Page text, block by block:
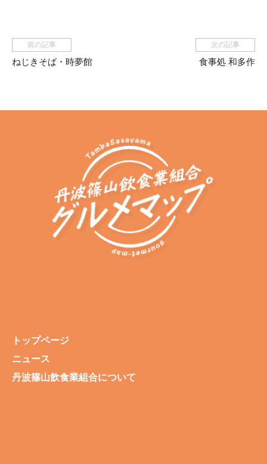
前の記事
ねじきそば・時夢館
次の記事
食事処 和多作
トップページ
ニュース
丹波篠山飲食業組合について